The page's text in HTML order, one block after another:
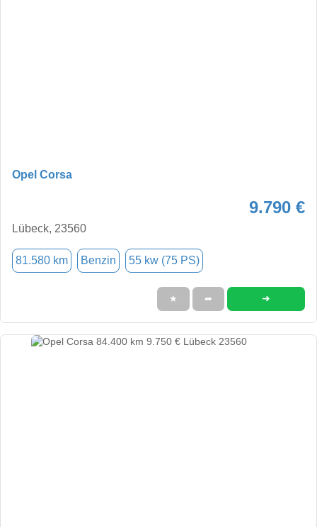
Opel Corsa
9.790 €
Lübeck, 23560
81.580 km Benzin 55 kw (75 PS)
★ ➦ ➜